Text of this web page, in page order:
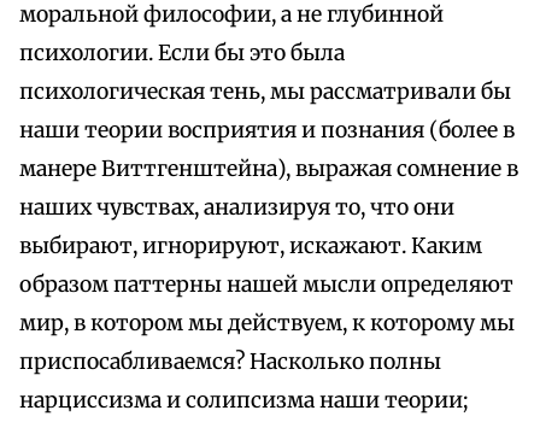
моральной философии, а не глубинной
психологии. Если бы это была
психологическая тень, мы рассматривали бы
наши теории восприятия и познания (более в
манере Виттгенштейна), выражая сомнение в
наших чувствах, анализируя то, что они
выбирают, игнорируют, искажают. Каким
образом паттерны нашей мысли определяют
мир, в котором мы действуем, к которому мы
приспосабливаемся? Насколько полны
нарциссизма и солипсизма наши теории;